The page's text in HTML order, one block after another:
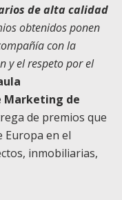
de alta calidad
obtenidos ponen
con la
y el respeto por el
Marketing de
de premios que
Europa en el
inmobiliarias,